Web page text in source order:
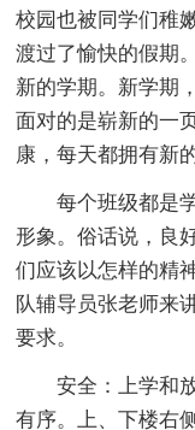
校园也被同学们稚
渡过了愉快的假期
新的学期。新学期
面对的是崭新的一
康，每天都拥有新
每个班级都是
形象。俗话说，良
们应该以怎样的精
队辅导员张老师来
要求。
安全：上学和
有序。上、下楼右